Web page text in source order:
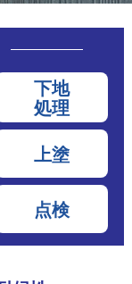
下地
処理
上塗
点検